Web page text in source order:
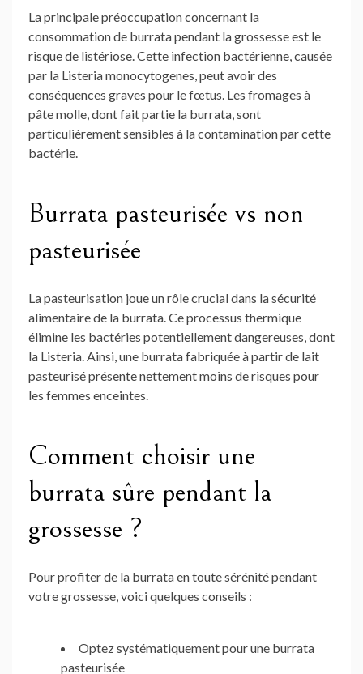
La principale préoccupation concernant la
consommation de burrata pendant la grossesse est le
risque de listériose. Cette infection bactérienne, causée
par la Listeria monocytogenes, peut avoir des
conséquences graves pour le fœtus. Les fromages à
pâte molle, dont fait partie la burrata, sont
particulièrement sensibles à la contamination par cette
bactérie.
Burrata pasteurisée vs non
pasteurisée
La pasteurisation joue un rôle crucial dans la sécurité
alimentaire de la burrata. Ce processus thermique
élimine les bactéries potentiellement dangereuses, dont
la Listeria. Ainsi, une burrata fabriquée à partir de lait
pasteurisé présente nettement moins de risques pour
les femmes enceintes.
Comment choisir une
burrata sûre pendant la
grossesse ?
Pour profiter de la burrata en toute sérénité pendant
votre grossesse, voici quelques conseils :
Optez systématiquement pour une burrata
pasteurisée